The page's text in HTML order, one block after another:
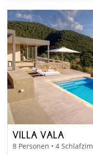
VILLA VALA
8 Personen • 4